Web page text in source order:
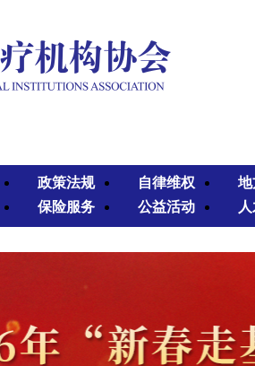
政策法规 自律维权 地
保险服务 公益活动